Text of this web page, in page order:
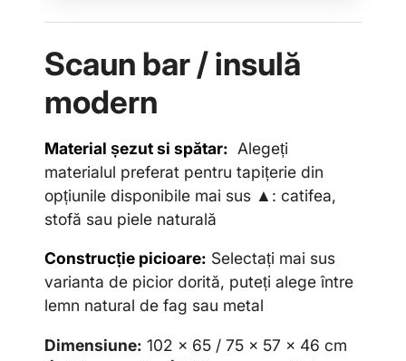
Scaun bar / insulă
modern
Material șezut si spătar: Alegeți
materialul preferat pentru tapițerie din
opțiunile disponibile mai sus ▲: catifea,
stofă sau piele naturală
Construcție picioare: Selectați mai sus
varianta de picior dorită, puteți alege între
lemn natural de fag sau metal
Dimensiune: 102 x 65 / 75 x 57 x 46 cm